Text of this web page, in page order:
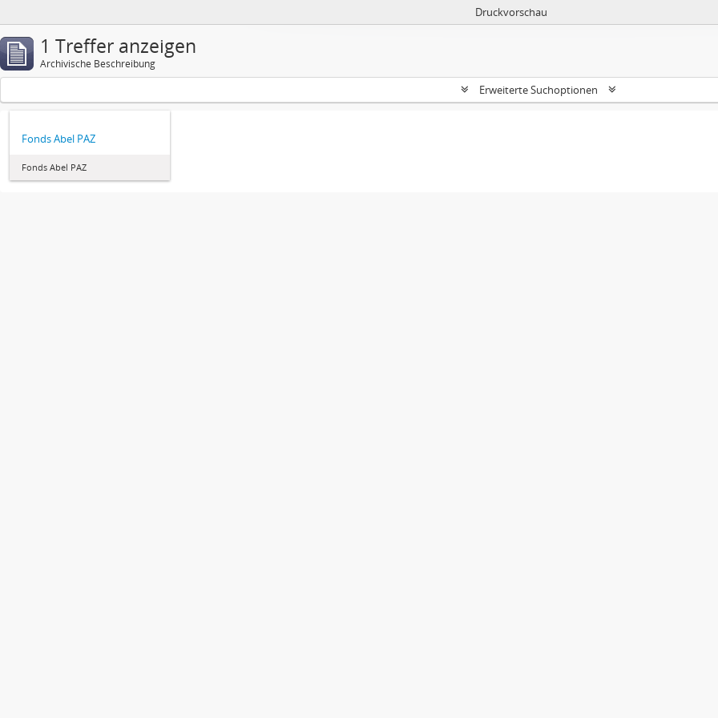
Druckvorschau
1 Treffer anzeigen
Archivische Beschreibung
Erweiterte Suchoptionen
Fonds Abel PAZ
Fonds Abel PAZ